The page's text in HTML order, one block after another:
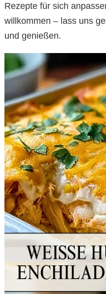
Rezepte für sich
willkommen – lass uns
und genießen.